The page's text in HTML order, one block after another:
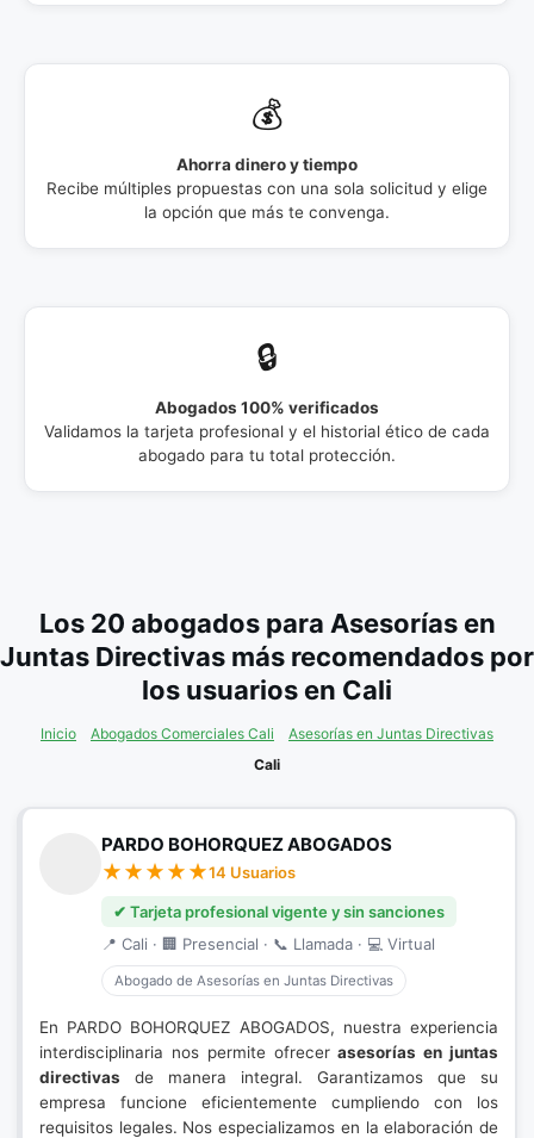
💰
Ahorra dinero y tiempo
Recibe múltiples propuestas con una sola solicitud y elige
la opción que más te convenga.
🔒
Abogados 100% verificados
Validamos la tarjeta profesional y el historial ético de cada
abogado para tu total protección.
Los 20 abogados para Asesorías en
Juntas Directivas más recomendados por
los usuarios en Cali
Inicio Abogados Comerciales Cali
Asesorías en Juntas Directivas
Cali
PARDO BOHORQUEZ ABOGADOS
14 Usuarios
✔ Tarjeta profesional vigente y sin sanciones
📍 Cali · 🏢 Presencial · 📞 Llamada · 💻 Virtual
Abogado de Asesorías en Juntas Directivas
En PARDO BOHORQUEZ ABOGADOS, nuestra experiencia
interdisciplinaria nos permite ofrecerasesorías en juntas
directivas de manera integral. Garantizamos que su
empresa funcione eficientemente cumpliendo con los
requisitos legales. Nos especializamos en la elaboración de